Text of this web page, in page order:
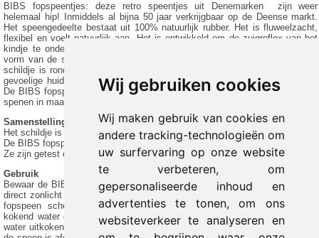
Wij gebruiken cookies
Wij maken gebruik van cookies en
andere tracking-technologieën om
uw surfervaring op onze website
te verbeteren, om
gepersonaliseerde inhoud en
advertenties te tonen, om ons
websiteverkeer te analyseren en
BIBS fopspeentjes: deze retro speentjes uit Denemarken zijn weer
helemaal hip! Inmiddels al bijna 50 jaar verkrijgbaar op de Deense markt.
Het speengedeelte bestaat uit 100% natuurlijk rubber. Het is fluweelzacht,
flexibel en voelt natuurlijk aan. Het is ontwikkeld om de zuigreflex van het
kindje te ondersteunen en de vorm bootst de vorm van de borst na. De
vorm van de speen is rond, dit noemen ze ook wel de kersvorm. Ook het
schildje is rond, maar buigt weg van het gezicht. Hierdoor bereikt lucht de
gevoelige huid rondom de mond en vermindert hierdoor eventuele irritatie.
De BIBS fopspeen is 100% BPA en PVC vrij. Deze verpakking bevat twee
spenen in maat 2 (6-18 Maanden)
Samenstelling
Het schildje is gemaakt van polypropyleen.
De BIBS fopspeen is 100% BPA en PVC vrij.
Ze zijn getest en geschikt bevonden voor de Europese Regels.
Gebruik
Bewaar de BIBS speen droog en schoon. Plaats de BIBS fopspeen niet in
direct zonlicht of warmte. Hierdoor wordt het rubber zacht. Je kan de BIBS
fopspeen schoonmaken door hem voor gebruik te steriliseren door er
kokend water over te gieten. Voor het eerste gebruik 5 minuten in kokend
water uitkoken. Druk voor gebruik het eventuele water uit het speentje zodra